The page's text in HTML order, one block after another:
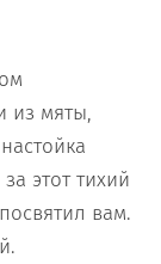
из мяты,
этот тихий
вам.